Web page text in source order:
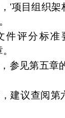
'项目组织架
件评分标准
参见第五章
建议查阅第